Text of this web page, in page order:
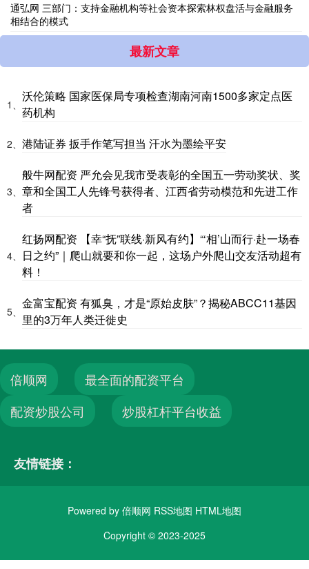
通弘网 三部门：支持金融机构等社会资本探索林权盘活与金融服务
相结合的模式
最新文章
1、
沃伦策略 国家医保局专项检查湖南河南1500多家定点医
药机构
2、 港陆证券 扳手作笔写担当 汗水为墨绘平安
3、
般牛网配资 严允会见我市受表彰的全国五一劳动奖状、奖
章和全国工人先锋号获得者、江西省劳动模范和先进工作
者
4、
红扬网配资 【幸“抚”联线·新风有约】“‘相’山而行·赴一场春
日之约”｜爬山就要和你一起，这场户外爬山交友活动超有
料！
5、
金富宝配资 有狐臭，才是“原始皮肤”？揭秘ABCC11基因
里的3万年人类迁徙史
倍顺网
最全面的配资平台
配资炒股公司
炒股杠杆平台收益
友情链接：
Powered by 倍顺网 RSS地图 HTML地图
Copyright © 2023-2025